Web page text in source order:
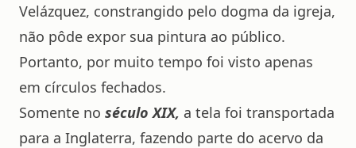
Velázquez, constrangido pelo dogma da igreja,
não pôde expor sua pintura ao público.
Portanto, por muito tempo foi visto apenas
em círculos fechados.
Somente no século XIX, a tela foi transportada
para a Inglaterra, fazendo parte do acervo da